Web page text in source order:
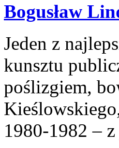
Bogusław
Jeden z
kunsztu
poślizgiem,
1980-1982 –